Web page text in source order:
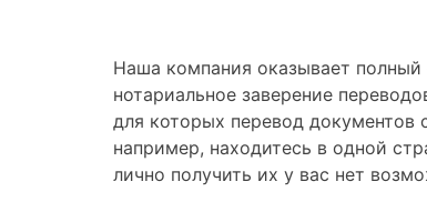
Наша компания оказывает полный
нотариальное заверение
для которых перевод
например, находитесь в одной
лично получить их у вас нет